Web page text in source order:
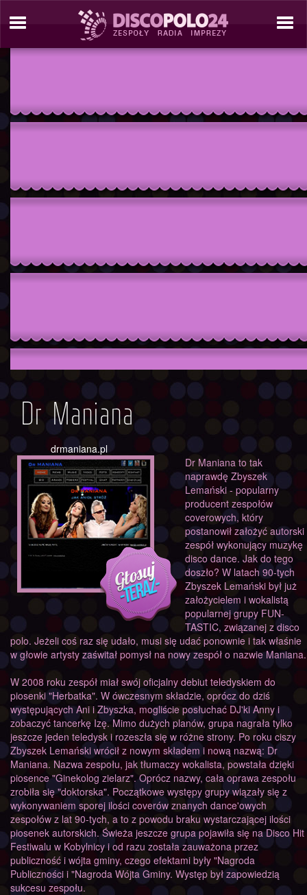
./tresc/zespol_informacje.php./include/site_tools/
Dr Maniana
drmaniana.pl
Dr Maniana to tak
naprawdę Zbyszek
Lemański - popularny
producent zespołów
coverowych, który
postanowił założyć autorski
zespół wykonujący muzykę
disco dance. Jak do tego
doszło? W latach 90-tych
Zbyszek Lemański był już
założycielem i wokalistą
popularnej grupy FUN-
TASTIC, związanej z disco
polo. Jeżeli coś raz się udało, musi się udać ponownie i tak właśnie
w głowie artysty zaświtał pomysł na nowy zespół o nazwie Maniana.
W 2008 roku zespół miał swój oficjalny debiut teledyskiem do
piosenki "Herbatka". W ówczesnym składzie, oprócz do dziś
występujących Ani i Zbyszka, mogliście posłuchać DJ'ki Anny i
zobaczyć tancerkę Izę. Mimo dużych planów, grupa nagrała tylko
jeszcze jeden teledysk i rozeszła się w różne strony. Po roku ciszy
Zbyszek Lemański wrócił z nowym składem i nową nazwą: Dr
Maniana. Nazwa zespołu, jak tłumaczy wokalista, powstała dzięki
piosence "Ginekolog zielarz". Oprócz nazwy, cała oprawa zespołu
zrobiła się "doktorska". Początkowe występy grupy wiązały się z
wykonywaniem sporej ilości coverów znanych dance'owych
zespołów z lat 90-tych, a to z powodu braku wystarczającej ilości
piosenek autorskich. Świeża jeszcze grupa pojawiła się na Disco Hit
Festiwalu w Kobylnicy i od razu została zauważona przez
publiczność i wójta gminy, czego efektami były "Nagroda
Publiczności i "Nagroda Wójta Gminy. Występ był zapowiedzią
sukcesu zespołu.